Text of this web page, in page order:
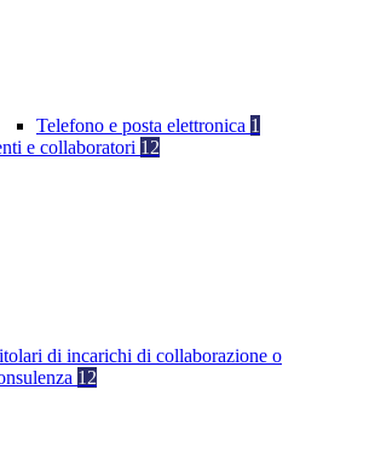
Telefono e posta elettronica 1
e collaboratori 12
di incarichi di collaborazione o
12